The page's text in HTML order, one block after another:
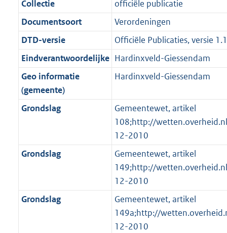
n
f
o
r
m
a
a
K
b
i
n
f
o
r
m
a
K
b
e
i
n
f
o
r
m
K
b
i
e
i
n
f
o
r
t
6
K
b
r
o
o
t
t
e
:
3
K
b
g
r
o
o
t
t
e
:
2
K
b
Collectie
officiële publicatie
Documentsoort
Verordeningen
DTD-versie
Officiële Publicaties, versie 1.1
Eindverantwoordelijke Hardinxveld-Giessendam
Geo informatie
(gemeente)
Hardinxveld-Giessendam
Grondslag
Gemeentewet, artikel
108;http://
12-2010
Grondslag
Gemeentewet, artikel
149;http://
12-2010
Grondslag
Gemeentewet, artikel
149a;http://
12-2010